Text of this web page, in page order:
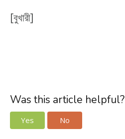
[বুখারী]
Was this article helpful?
Yes No